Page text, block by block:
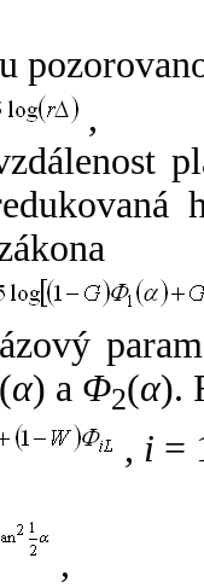
,
(α) a Φ2(α).
, i =
,